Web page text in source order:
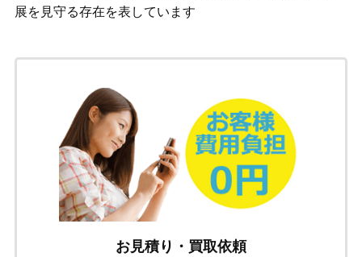
展を見守る存在を表しています
お見積り・買取依頼